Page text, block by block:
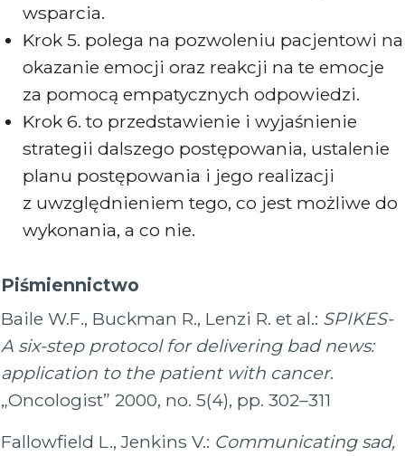
wsparcia.
Krok 5. polega na pozwoleniu pacjentowi na
okazanie emocji oraz reakcji na te emocje
za pomocą empatycznych odpowiedzi.
Krok 6. to przedstawienie i wyjaśnienie
strategii dalszego postępowania, ustalenie
planu postępowania i jego realizacji
z uwzględnieniem tego, co jest możliwe do
wykonania, a co nie.
Piśmiennictwo
Baile W.F., Buckman R., Lenzi R. et al.: SPIKES-
A six-step protocol for delivering bad news:
application to the patient with cancer.
„Oncologist” 2000, no. 5(4), pp. 302–311
Fallowfield L., Jenkins V.: Communicating sad,